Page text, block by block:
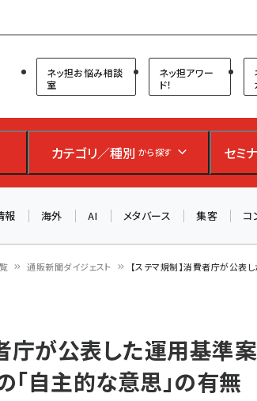
ョップ担当者フォーラム
ネッ担お悩み相談
室
ネッ担アワー
ド！
カテゴリ／種別 から探す セミ
報 海外 AI メタバース 集客 コ
通販新聞ダイジェスト 【ステマ規制】消費者庁が公表
庁が公表した運用基準案
自主的な意思」の有無
AIが買い物を代行する時代に打つべ
アルペン、オイシックス、元UA責任